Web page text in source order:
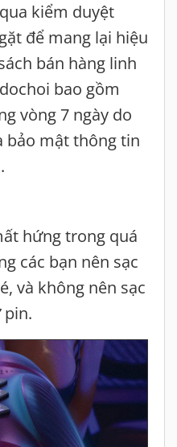
kiểm duyệt
để mang lại hiệu
bán hàng linh
bao gồm
vòng 7 ngày do
bảo mật thông tin
hứng trong quá
các bạn nên sạc
và không nên sạc
pin.